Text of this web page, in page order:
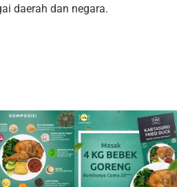
daerah dan negara.